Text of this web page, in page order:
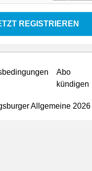
REGISTRIEREN
Abo
kündigen
Allgemeine 2026